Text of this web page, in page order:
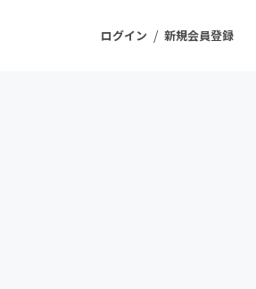
ログイン / 新規会員登録